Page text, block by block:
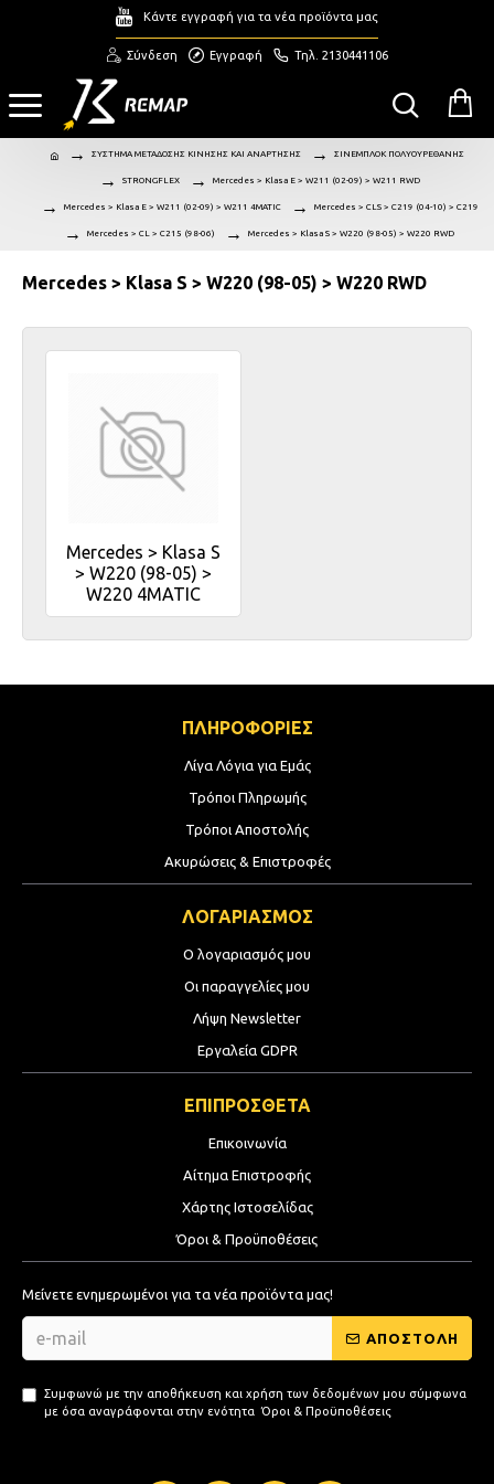
Κάντε εγγραφή για τα νέα προϊόντα μας
Σύνδεση Εγγραφή Τηλ. 2130441106
ΣΥΣΤΗΜΑ ΜΕΤΑΔΟΣΗΣ ΚΙΝΗΣΗΣ ΚΑΙ ΑΝΑΡΤΗΣΗΣ ΣΙΝΕΜΠΛΟΚ ΠΟΛΥΟΥΡΕΘΑΝΗΣ
STRONGFLEX Mercedes > Klasa E > W211 (02-09) > W211 RWD
Mercedes > Klasa E > W211 (02-09) > W211 4MATIC Mercedes > CLS > C219 (04-10) > C219
Mercedes > CL > C215 (98-06) Mercedes > Klasa S > W220 (98-05) > W220 RWD
Mercedes > Klasa S > W220 (98-05) > W220 RWD
Mercedes > Klasa S
> W220 (98-05) >
W220 4MATIC
ΠΛΗΡΟΦΟΡΙΕΣ
Λίγα Λόγια για Εμάς
Τρόποι Πληρωμής
Τρόποι Αποστολής
Ακυρώσεις & Επιστροφές
ΛΟΓΑΡΙΑΣΜΟΣ
Ο λογαριασμός μου
Οι παραγγελίες μου
Λήψη Newsletter
Εργαλεία GDPR
ΕΠΙΠΡΟΣΘΕΤΑ
Επικοινωνία
Αίτημα Επιστροφής
Χάρτης Ιστοσελίδας
Όροι & Προϋποθέσεις
Μείνετε ενημερωμένοι για τα νέα προϊόντα μας!
ΑΠΟΣΤΟΛΗ
Συμφωνώ με την αποθήκευση και χρήση των δεδομένων μου σύμφωνα
με όσα αναγράφονται στην ενότητα Όροι & Προϋποθέσεις